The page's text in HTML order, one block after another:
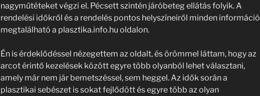
nagyműtéteket végzi el. Pécsett szintén járóbeteg ellátás folyik. A
rendelési időkről és a rendelés pontos helyszíneiről minden információ
megtalálható a plasztika.info.hu oldalon.
Én is érdeklődéssel nézegettem az oldalt, és örömmel láttam, hogy az
arcot érintő kezelések között egyre több olyanból lehet választani,
amely már nem jár bemetszéssel, sem heggel. Az idők során a
plasztikai sebészet is sokat fejlődött és egyre több az olyan